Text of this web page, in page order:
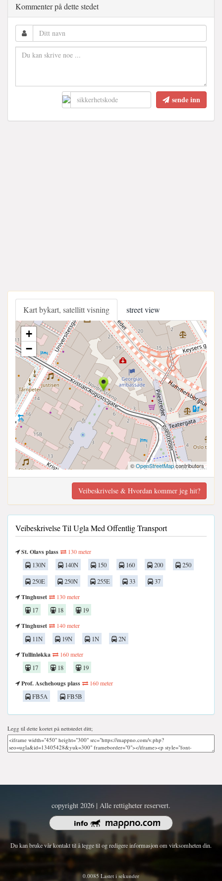
Kommenter på dette stedet
sende inn
Kart bykart, satellitt visning street view
+
−
©OpenStreetMapcontributors
Veibeskrivelse & Hvordan kommer jeg hit?
Veibeskrivelse Til Ugla Med Offentlig Transport
St. Olavs plass 130 meter
130N 140N 150 160 200
250
250E
250N 255E 33
37
Tinghuset
130 meter
17 18
19
Tinghuset
140 meter
11N 19N 1N
2N
Tullinløkka
160 meter
17 18
19
Prof. Aschehougs plass
160 meter
FB5A FB5B
Legg til dette kortet på nettstedet ditt;
copyright 2026 | Alle rettigheter reservert.
Du kan bruke vår kontakt til å legge til og redigere informasjon om virksomheten din.
0.0085 Lastet i sekunder